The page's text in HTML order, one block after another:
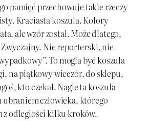
pamięć przechowuje takie rzeczy
Kraciasta koszula. Kolory
ale wzór został. Może dlatego,
Nie reporterski, nie
To mogła być koszula
na piątkowy wieczór, do sklepu,
kto czekał. Nagle ta koszula
ubraniem człowieka, którego
z odległości kilku kroków.